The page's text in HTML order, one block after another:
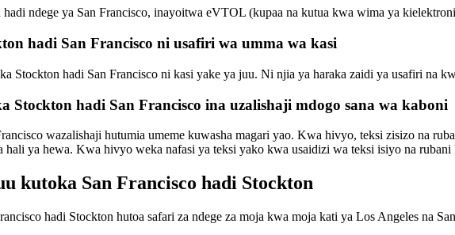
ndege ya San Francisco, inayoitwa eVTOL (kupaa na kutua kwa wima ya
hadi San Francisco ni usafiri wa umma wa kasi
Stockton hadi San Francisco ni kasi yake ya juu. Ni njia ya haraka zaidi ya usafiri na
hadi San Francisco ina uzalishaji mdogo sana wa kaboni
wazalishaji hutumia umeme kuwasha magari yao. Kwa hivyo, teksi zisizo na
ya hewa. Kwa hivyo weka nafasi ya teksi yako kwa usaidizi wa teksi isiyo na rubani
kutoka San Francisco hadi Stockton
hadi Stockton hutoa safari za ndege za moja kwa moja kati ya Los Angeles na